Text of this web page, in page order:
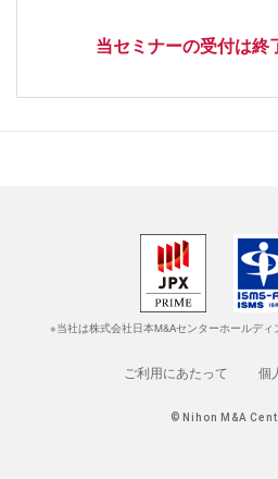
当セミナーの受付は終
※当社は株式会社日本M&Aセンターホールディ
ご利用にあたって 個
© Nihon M&A